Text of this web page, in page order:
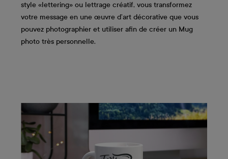
style «lettering» ou lettrage créatif, vous transformez
votre message en une œuvre d’art décorative que vous
pouvez photographier et utiliser afin de créer un Mug
photo très personnelle.